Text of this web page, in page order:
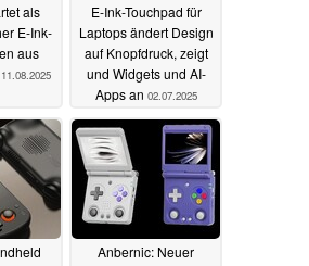
als
E-Ink-
aus
11.08.2025
E-Ink-Touchpad für
Laptops ändert Design
auf Knopfdruck, zeigt
und Widgets und AI-
Apps an 02.07.2025
Anbernic: Neuer